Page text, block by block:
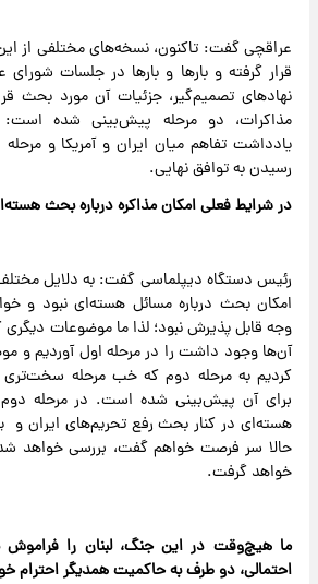
عراقچی گفت: تاکنون، نسخه‌های مختلفی از
قرار گرفته و بارها و بارها در جلسات
نهادهای تصمیم‌گیر، جزئیات آن مورد بحث
مذاکرات، دو مرحله پیش‌بینی شده
یادداشت تفاهم میان ایران و آمریکا و مرحله
رسیدن به توافق نهایی.
در شرایط فعلی امکان مذاکره درباره بحث
رئیس دستگاه دیپلماسی گفت: به دلایل
امکان بحث درباره مسائل هسته‌ای نبود و
وجه قابل پذیرش نبود؛ لذا ما موضوعات دیگری
آن‌ها وجود داشت را در مرحله اول آوردیم و
برای آن پیش‌بینی شده است. در مرحله دوم
هسته‌ای در کنار بحث رفع تحریم‌های ایران
حالا سر فرصت خواهم گفت، بررسی خواهد
خواهد گرفت.
ما هیچ‌وقت در این جنگ، لبنان را فراموش
احتمالی، دو طرف به حاکمیت همدیگر احترام